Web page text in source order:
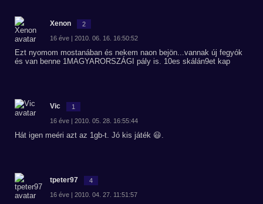
Xenon 2
16 éve | 2010. 06. 16. 16:50:52
Ezt nyomom mostanában és nekem naon bejön...vannak új fegyók
és van benne 1MAGYARORSZÁGI pály is. 10es skálán9et kap
Vic 1
16 éve | 2010. 05. 28. 16:55:44
Hát igen meéri azt az 1gb-t. Jó kis játék 😃.
tpeter97 4
16 éve | 2010. 04. 27. 11:51:57